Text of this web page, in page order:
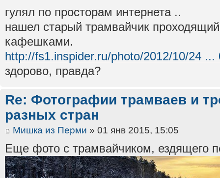
гулял по просторам интернета ..
нашел старый трамвайчик
кафешками.
http://fs1.inspider.ru/photo/2012/10/24 ...
здорово, правда?
Re: Фотографии трамваев и
разных стран
Мишка из Перми » 01 янв 2015, 15:05
Еще фото с трамвайчиком, ездящего